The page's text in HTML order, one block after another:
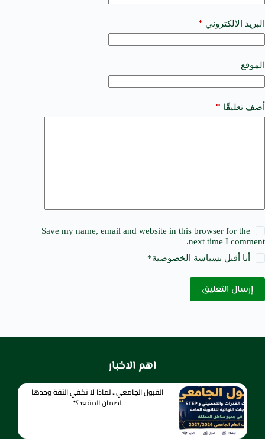
البريد الإلكتروني *
الموقع
أضف تعليقًا *
Save my name, email and website in this browser for the
next time I comment.
أنا أقبل بسياسة الخصوصية*
إرسال التعليق
a
t
i
e
:
اهم الاخبار
القبول الجامعي.. لماذا لا تكفي الثقة وحدها
لضمان المقعد؟*